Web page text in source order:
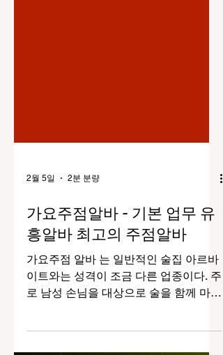
2월 5일 2분 분량
가요주점알바 - 기본 업무 유
흥알바 최고의 주점알바
이트와는 성격이 조금 다른 업종이다. 주